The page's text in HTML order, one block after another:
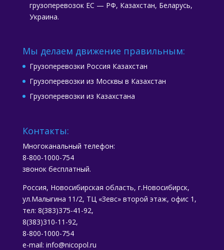
грузоперевозок ЕС — РФ, Казахстан, Беларусь,
Украина.
Мы делаем движение правильным:
Грузоперевозки Россия Казахстан
Грузоперевозки из Москвы в Казахстан
Грузоперевозки из Казахстана
Контакты:
Многоканальный телефон:
8-800-1000-754
звонок бесплатный.
Россия, Новосибирская область, г.Новосибирск,
ул.Малыгина 11/2, ТЦ «Зевс» второй этаж, офис 1,
тел: 8(383)375-41-92,
8(383)310-11-92,
8-800-1000-754
e-mail: info@nicopol.ru